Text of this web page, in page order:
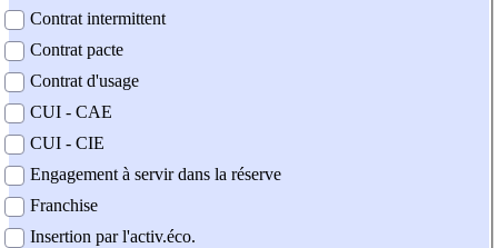
Contrat intermittent
Contrat pacte
Contrat d'usage
CUI - CAE
CUI - CIE
Engagement à servir dans la réserve
Franchise
Insertion par l'activ.éco.